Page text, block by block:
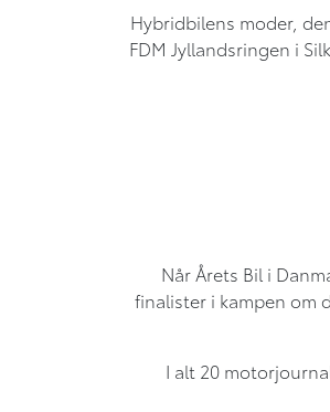
Hybridbilens moder,
FDM Jyllandsringen i
Når Årets Bil i
finalister i kampen om
I alt 20